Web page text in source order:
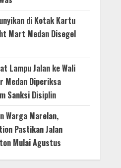
di Kotak Kartu
Mart Medan Disegel
Lampu Jalan ke Wali
Medan Diperiksa
Sanksi Disiplin
Warga Marelan,
Pastikan Jalan
Mulai Agustus